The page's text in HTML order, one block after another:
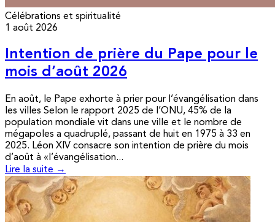
Célébrations et spiritualité
1 août 2026
Intention de prière du Pape pour le
mois d’août 2026
En août, le Pape exhorte à prier pour l’évangélisation dans
les villes Selon le rapport 2025 de l’ONU, 45% de la
population mondiale vit dans une ville et le nombre de
mégapoles a quadruplé, passant de huit en 1975 à 33 en
2025. Léon XIV consacre son intention de prière du mois
d’août à «l’évangélisation...
Lire la suite →